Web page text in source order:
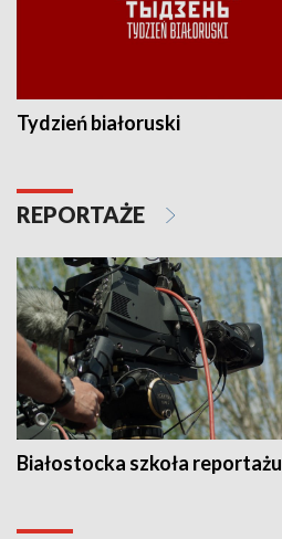
Tydzień białoruski
REPORTAŻE
Białostocka szkoła reportażu